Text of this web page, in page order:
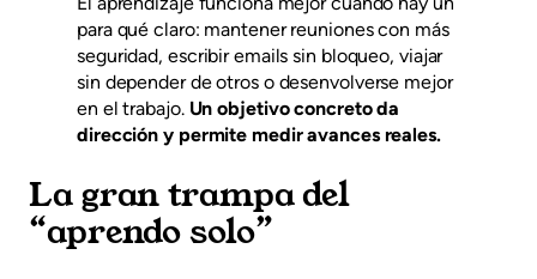
para qué claro: mantener reuniones con más
seguridad, escribir emails sin bloqueo, viajar
sin depender de otros o desenvolverse mejor
en el trabajo.Un objetivo concreto da
dirección y permite medir avances reales.
La gran trampa del
“aprendo solo”